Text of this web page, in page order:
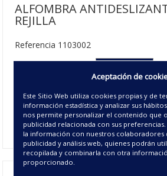
ALFOMBRA
REJILLA
Referencia 1103002
00 - UNICO
150 cm
61.75€ | 15 u/c.
Disponible
Aceptación de
Este Sitio Web utiliza cookies propias y de
información estadística y analizar sus
nos permite personalizar el contenido que
publicidad relacionada con sus
la información con nuestros colaboradores
publicidad y análisis web, quienes podrán
recopilada y combinarla con otra
proporcionado.